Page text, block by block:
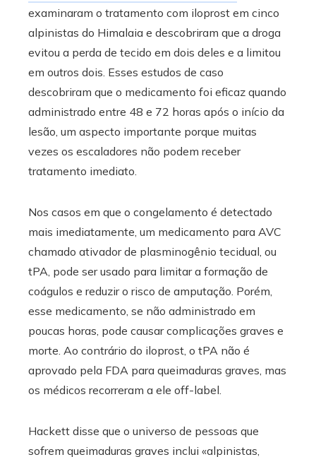
examinaram o tratamento com iloprost em cinco
alpinistas do Himalaia e descobriram que a droga
evitou a perda de tecido em dois deles e a limitou
em outros dois. Esses estudos de caso
descobriram que o medicamento foi eficaz quando
administrado entre 48 e 72 horas após o início da
lesão, um aspecto importante porque muitas
vezes os escaladores não podem receber
tratamento imediato.
Nos casos em que o congelamento é detectado
mais imediatamente, um medicamento para AVC
chamado ativador de plasminogênio tecidual, ou
tPA, pode ser usado para limitar a formação de
coágulos e reduzir o risco de amputação. Porém,
esse medicamento, se não administrado em
poucas horas, pode causar complicações graves e
morte. Ao contrário do iloprost, o tPA não é
aprovado pela FDA para queimaduras graves, mas
os médicos recorreram a ele off-label.
Hackett disse que o universo de pessoas que
sofrem queimaduras graves inclui «alpinistas,